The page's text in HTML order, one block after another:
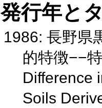
発行年と
1986: 長野県
的特徴−−
Difference
Soils